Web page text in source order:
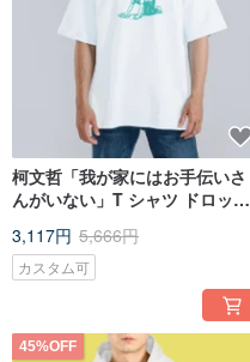
柯文哲「我が家にはお手伝いさ
んがいない」T シャツ ドロップ
リカンコットン T 白 T
3,117円 5,666円
カスタム可
45%OFF